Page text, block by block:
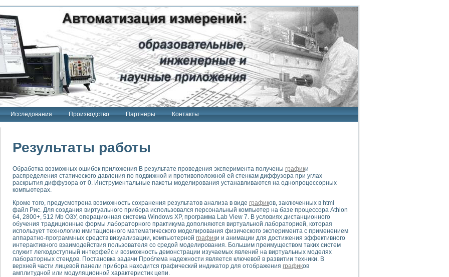
Исследования Производство Партнеры Контакты
"Сигнал-USB"
Интроскан
система
USB"
терапии серии СКАН
тензометрия и т.п.)
измерения параметров дизельных двигателей типа В-46
тяговых электродвигателей электровоза на базе устройств National Instruments
инструментов
Результаты работы
Обработка возможных ошибок приложения В результате проведения эксперимента получены графики
распределения статического давления по подвижной и противоположной ей стенкам диффузора при углах
раскрытия диффузора от 0. Инструментальные пакеты моделирования устанавливаются на однопроцессорных
компьютерах.
Кроме того, предусмотрена возможность сохранения результатов анализа в виде графиков, заключенных в html
файл Рис. Для создания виртуального прибора использовался персональный компьютер на базе процессора Athlon
64, 2800+, 512 Mb ОЗУ, операционная система Windows ХР, программа Lab View 7. В условиях дистанционного
обучения традиционные формы лабораторного практикума дополняются виртуальной лабораторией, которая
использует технологию имитационного математического моделирования физического эксперимента с применением
аппаратно-программных средств визуализации, компьютерной графики и анимации для достижения эффективного
интерактивного взаимодействия пользователя со средой моделирования. Большим преимуществом таких систем
служит легкодоступный интерфейс и возможность демонстрации изучаемых явлений на виртуальных моделях
лабораторных стендов. Постановка задачи Проблема надежности является ключевой в развитии техники. В
верхней части лицевой панели прибора находится графический индикатор для отображения графиков
амплитудной или модуляционной характеристик цепи.